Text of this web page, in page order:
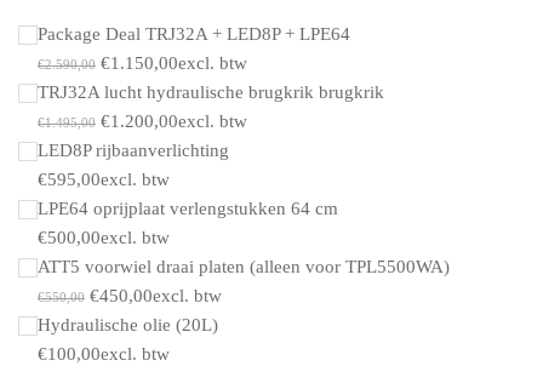
Package Deal TRJ32A + LED8P + LPE64
€2.590,00 Original
price
was:
€2.590,00.
€1.150,00Current
price
is:
€1.150,00.
excl. btw
TRJ32A lucht hydraulische brugkrik brugkrik
€1.495,00 Original
price
was:
€1.495,00.
€1.200,00Current
price
€1.200,00.
excl. btw
LED8P rijbaanverlichting
€595,00excl. btw
LPE64 oprijplaat verlengstukken 64 cm
€500,00excl. btw
ATT5 voorwiel draai platen (alleen voor TPL5500WA)
€550,00 Original
price
was:
€450,00Current
price
is:
excl. btw
Hydraulische olie (20L)
€100,00excl. btw